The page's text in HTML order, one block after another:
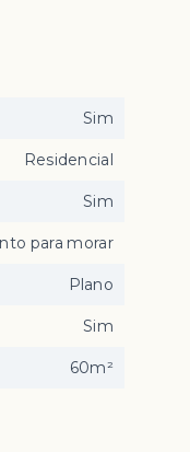
Sim
Residencial
Sim
para morar
Plano
Sim
60m²